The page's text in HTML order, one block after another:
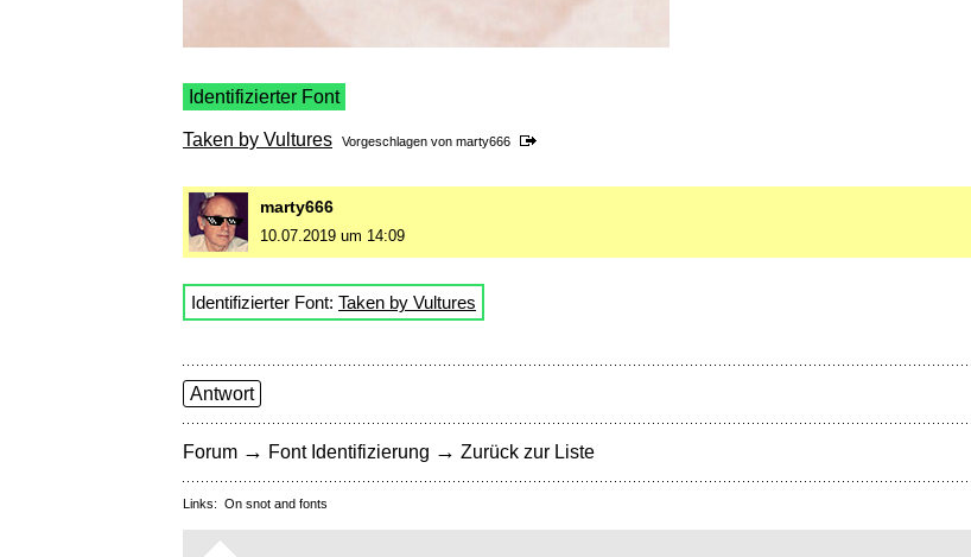
Identifizierter Font
Taken by Vultures Vorgeschlagen von marty666
marty666
10.07.2019 um 14:09
Identifizierter Font: Taken by Vultures
Antwort
Forum → Font Identifizierung → Zurück zur Liste
Links: On snot and fonts